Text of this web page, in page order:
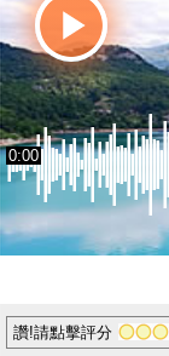
0:00
讚!請點擊評分